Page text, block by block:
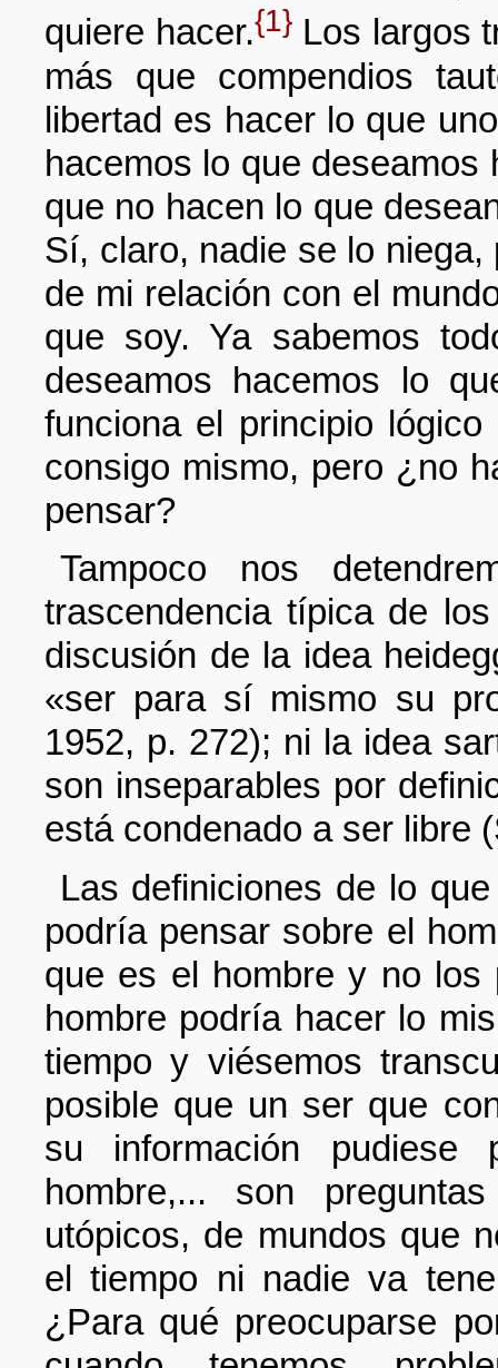
quiere hacer.{1}Los largos
más que compendios
libertad es hacer lo que
hacemos lo que
que no hacen lo que
Sí, claro, nadie se lo
de mi relación con el
que soy. Ya sabemos
deseamos hacemos lo
funciona el principio
consigo mismo, pero ¿no
pensar?
Tampoco nos
trascendencia típica de
discusión de la idea
«ser para sí mismo su
1952, p. 272); ni la idea
son inseparables por
está condenado a ser libre
Las definiciones de lo
podría pensar sobre el
que es el hombre y no los
hombre podría hacer lo
tiempo y viésemos
posible que un ser que
su información pudiese
hombre,... son
utópicos, de mundos que
el tiempo ni nadie va
¿Para qué preocuparse